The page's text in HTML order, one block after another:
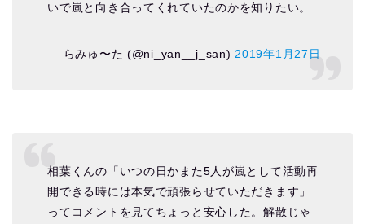
いで嵐と向き合ってくれていたのかを知りたい。
— らみゅ〜た (@ni_yan__j_san) 2019年1月27日
相葉くんの「いつの日かまた5人が嵐として活動再
開できる時には本気で頑張らせていただきます」
ってコメントを見てちょっと安心した。解散じゃ